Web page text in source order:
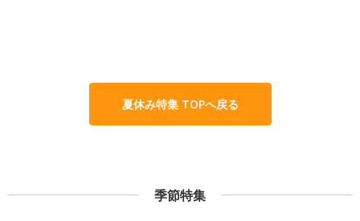
夏休み特集 TOPへ戻る
季節特集